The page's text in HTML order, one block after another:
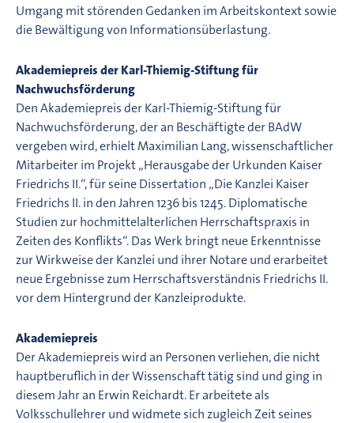
Umgang mit störenden Gedanken im Arbeitskontext sowie
die Bewältigung von Informationsüberlastung.
Akademiepreis der Karl-Thiemig-Stiftung für
Nachwuchsförderung
Den Akademiepreis der Karl-Thiemig-Stiftung für
Nachwuchsförderung, der an Beschäftigte der BAdW
vergeben wird, erhielt Maximilian Lang, wissenschaftlicher
Mitarbeiter im Projekt „Herausgabe der Urkunden Kaiser
Friedrichs II.“, für seine Dissertation „Die Kanzlei Kaiser
Friedrichs II. in den Jahren 1236 bis 1245. Diplomatische
Studien zur hochmittelalterlichen Herrschaftspraxis in
Zeiten des Konflikts“. Das Werk bringt neue Erkenntnisse
zur Wirkweise der Kanzlei und ihrer Notare und erarbeitet
neue Ergebnisse zum Herrschaftsverständnis Friedrichs II.
vor dem Hintergrund der Kanzleiprodukte.
Akademiepreis
Der Akademiepreis wird an Personen verliehen, die nicht
hauptberuflich in der Wissenschaft tätig sind und ging in
diesem Jahr an Erwin Reichardt. Er arbeitete als
Volksschullehrer und widmete sich zugleich Zeit seines